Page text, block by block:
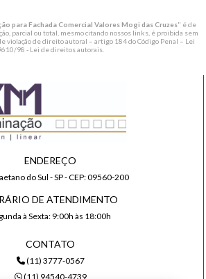
para Fachada Comercial Valores Mogi das Cruzes" é de
parcial ou total, mesmo citando nossos links, é proibida sem
violação de direito autoral – artigo 184 do Código Penal – Lei
98 - Lei de direitos autorais
ENDEREÇO
do Sul - SP - CEP: 09560-200
DE ATENDIMENTO
à Sexta: 9:00h às 18:00h
CONTATO
(11) 3777-0567
(11) 94540-4739